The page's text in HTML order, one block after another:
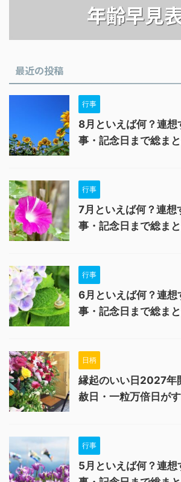
年齢早見
最近の投稿
行事
8月といえば何？連想
事・記念日まで総まと
行事
7月といえば何？連想
事・記念日まで総まと
行事
6月といえば何？連想
事・記念日まで総まと
日柄
縁起のいい日2027年
赦日・一粒万倍日が
行事
5月といえば何？連想